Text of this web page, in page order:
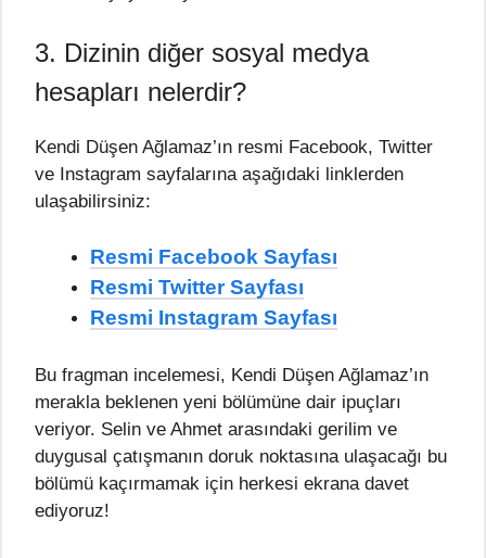
3. Dizinin diğer sosyal medya
hesapları nelerdir?
Kendi Düşen Ağlamaz’ın resmi Facebook, Twitter
ve Instagram sayfalarına aşağıdaki linklerden
ulaşabilirsiniz:
Resmi Facebook Sayfası
Resmi Twitter Sayfası
Resmi Instagram Sayfası
Bu fragman incelemesi, Kendi Düşen Ağlamaz’ın
merakla beklenen yeni bölümüne dair ipuçları
veriyor. Selin ve Ahmet arasındaki gerilim ve
duygusal çatışmanın doruk noktasına ulaşacağı bu
bölümü kaçırmamak için herkesi ekrana davet
ediyoruz!